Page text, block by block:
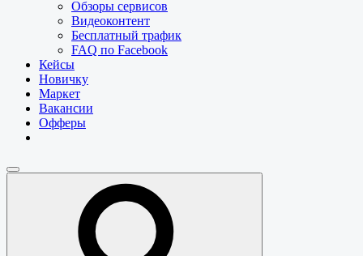
Обзоры сервисов
Видеоконтент
Бесплатный трафик
FAQ по Facebook
Кейсы
Новичку
Маркет
Вакансии
Офферы